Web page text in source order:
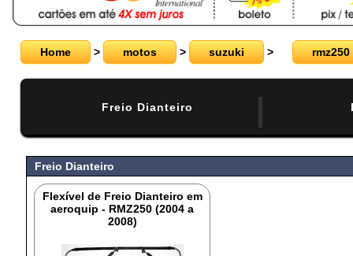
Home > motos > suzuki > rmz250
Freio Dianteiro
Freio Dianteiro
Flexível de Freio Dianteiro em
aeroquip - RMZ250 (2004 a
2008)